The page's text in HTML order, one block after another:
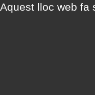
Aquest lloc web fa